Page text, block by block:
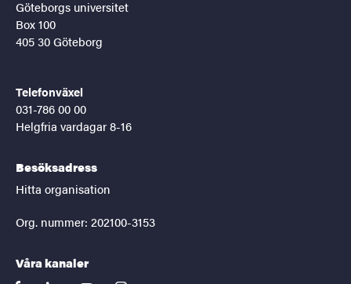
Göteborgs universitet
Box 100
405 30 Göteborg
Telefonväxel
031-786 00 00
Helgfria vardagar 8-16
Besöksadress
Hitta organisation
Org. nummer: 202100-3153
Våra kanaler